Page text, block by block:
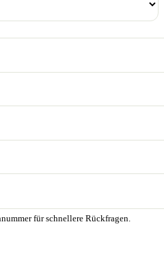
für schnellere Rückfragen.